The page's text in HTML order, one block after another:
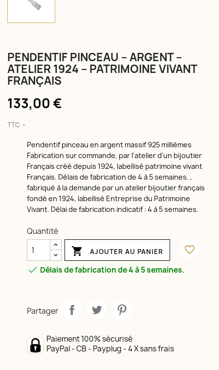
PENDENTIF PINCEAU – ARGENT –
ATELIER 1924 – PATRIMOINE VIVANT
FRANÇAIS
133,00 €
TTC
Pendentif pinceau en argent massif 925 millièmes
Fabrication sur commande, par l'atelier d'un bijoutier
Français créé depuis 1924, labellisé patrimoine vivant
Français. Délais de fabrication de 4 à 5 semaines. ,
fabriqué à la demande par un atelier bijoutier français
fondé en 1924, labellisé Entreprise du Patrimoine
Vivant. Délai de fabrication indicatif : 4 à 5 semaines.
Quantité
 AJOUTER AU PANIER
favorite_border
 Délais de fabrication de 4 à 5 semaines.
Partager
Paiement 100% sécurisé
PayPal - CB - Payplug - 4 X sans frais